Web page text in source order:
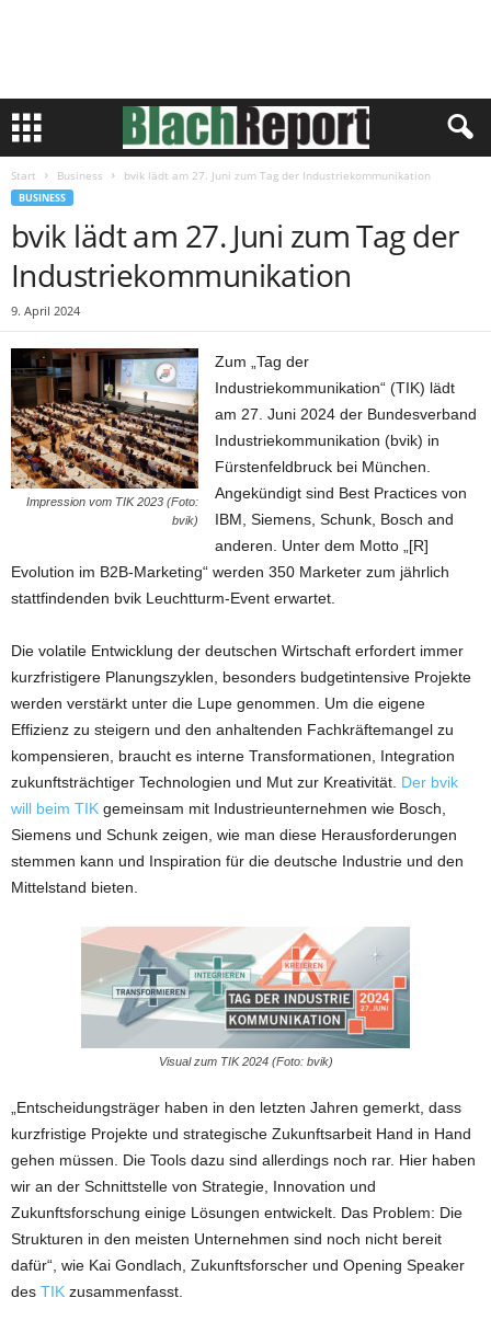
Start Business bvik lädt am 27. Juni zum Tag der Industriekommunikation
BUSINESS
bvik lädt am 27. Juni zum Tag der
Industriekommunikation
9. April 2024
Impression vom TIK 2023 (Foto:
bvik)
Zum „Tag der
Industriekommunikation“ (TIK) lädt
am 27. Juni 2024 der Bundesverband
Industriekommunikation (bvik) in
Fürstenfeldbruck bei München.
Angekündigt sind Best Practices von
IBM, Siemens, Schunk, Bosch and
anderen. Unter dem Motto „[R]
Evolution im B2B-Marketing“ werden 350 Marketer zum jährlich
stattfindenden bvik Leuchtturm-Event erwartet.
Die volatile Entwicklung der deutschen Wirtschaft erfordert immer
kurzfristigere Planungszyklen, besonders budgetintensive Projekte
werden verstärkt unter die Lupe genommen. Um die eigene
Effizienz zu steigern und den anhaltenden Fachkräftemangel zu
kompensieren, braucht es interne Transformationen, Integration
zukunftsträchtiger Technologien und Mut zur Kreativität. Der bvik
will beim TIK gemeinsam mit Industrieunternehmen wie Bosch,
Siemens und Schunk zeigen, wie man diese Herausforderungen
stemmen kann und Inspiration für die deutsche Industrie und den
Mittelstand bieten.
Visual zum TIK 2024 (Foto: bvik)
„Entscheidungsträger haben in den letzten Jahren gemerkt, dass
kurzfristige Projekte und strategische Zukunftsarbeit Hand in Hand
gehen müssen. Die Tools dazu sind allerdings noch rar. Hier haben
wir an der Schnittstelle von Strategie, Innovation und
Zukunftsforschung einige Lösungen entwickelt. Das Problem: Die
Strukturen in den meisten Unternehmen sind noch nicht bereit
dafür“, wie Kai Gondlach, Zukunftsforscher und Opening Speaker
des TIK zusammenfasst.